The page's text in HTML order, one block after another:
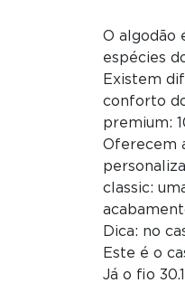
O algodão
espécies
Existem
conforto
premium:
Oferecem
classic:
Dica: no
Este é o
Já o fio